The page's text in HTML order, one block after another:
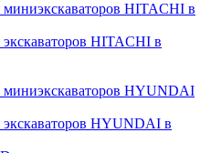
миниэкскаваторов HITACHI в
экскаваторов HITACHI в
миниэкскаваторов HYUNDAI
экскаваторов HYUNDAI в